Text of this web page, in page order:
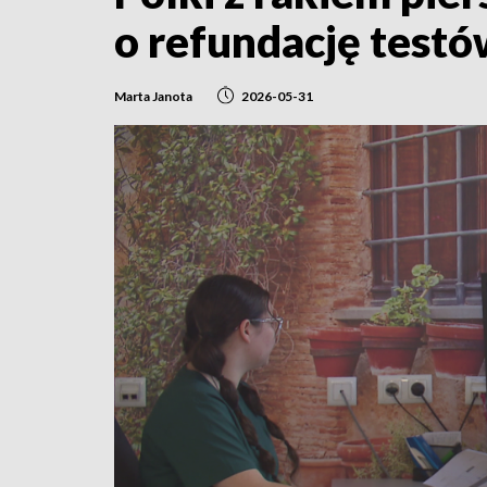
o refundację
Marta Janota 2026-05-31